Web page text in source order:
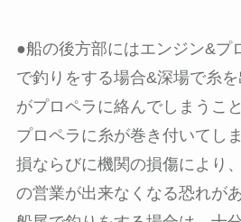
●船の後方部にはエンジン&プ
で釣りをする場合&深場で糸
がプロペラに絡んでしまうこ
プロペラに糸が巻き付いてし
損ならびに機関の損傷により
の営業が出来なくなる恐れが